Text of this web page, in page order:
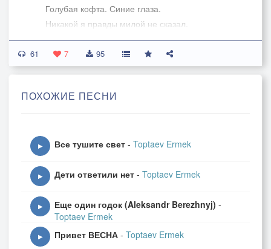
Голубая кофта. Синие глаза.
Никакой я правды милой не сказал.
Милая спросила: «Крутит ли метель?
Затопить бы печку, постелить постель».
Я ответил милой: «Нынче с высоты
Затопи ты печку, постели постель,
=========
Я люблю другую, только не тебя.
Ты сама ведь знаешь, знаешь хорошо —
Не тебя я вижу, не к тебе пришел.
61 7 95
ПОХОЖИЕ ПЕСНИ
▶ Все тушите свет - Toptaev Ermek
▶ Дети ответили нет - Toptaev Ermek
▶ Еще один годок (Aleksandr Berezhnyj) -
Toptaev Ermek
▶ Привет ВЕСНА - Toptaev Ermek